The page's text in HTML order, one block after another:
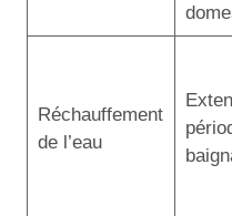
Réchauffement
de l’eau